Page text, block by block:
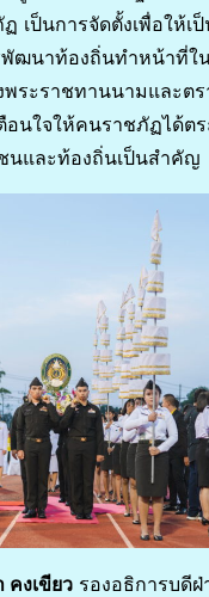
เป็นการจัดตั้งเพื่อให้เ
พัฒนาท้องถิ่นทำหน้าที่ใ
ระราชทานนามและตร
นใจให้คนราชภัฏได้ต
นและท้องถิ่นเป็นสำคัญ
คงเขียว รองอธิการบดี